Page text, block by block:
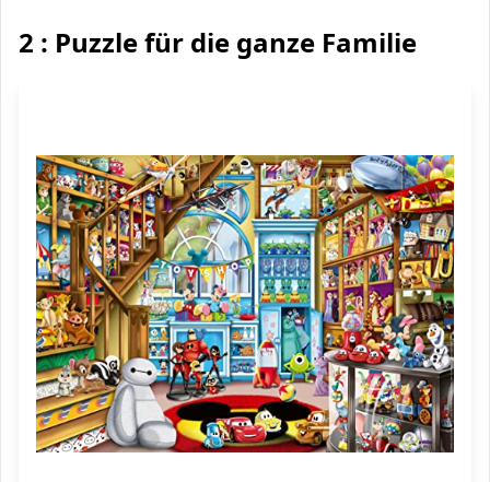
2 : Puzzle für die ganze Familie